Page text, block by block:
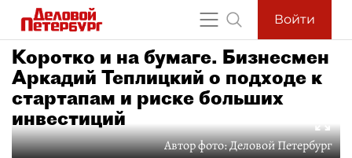
Войти
Коротко и на бумаге. Бизнесмен
Аркадий Теплицкий о подходе к
стартапам и риске больших
инвестиций
Автор фото:Деловой Петербург